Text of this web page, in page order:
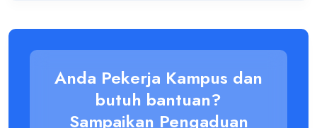
Anda Pekerja Kampus dan
butuh bantuan?
Sampaikan Pengaduan